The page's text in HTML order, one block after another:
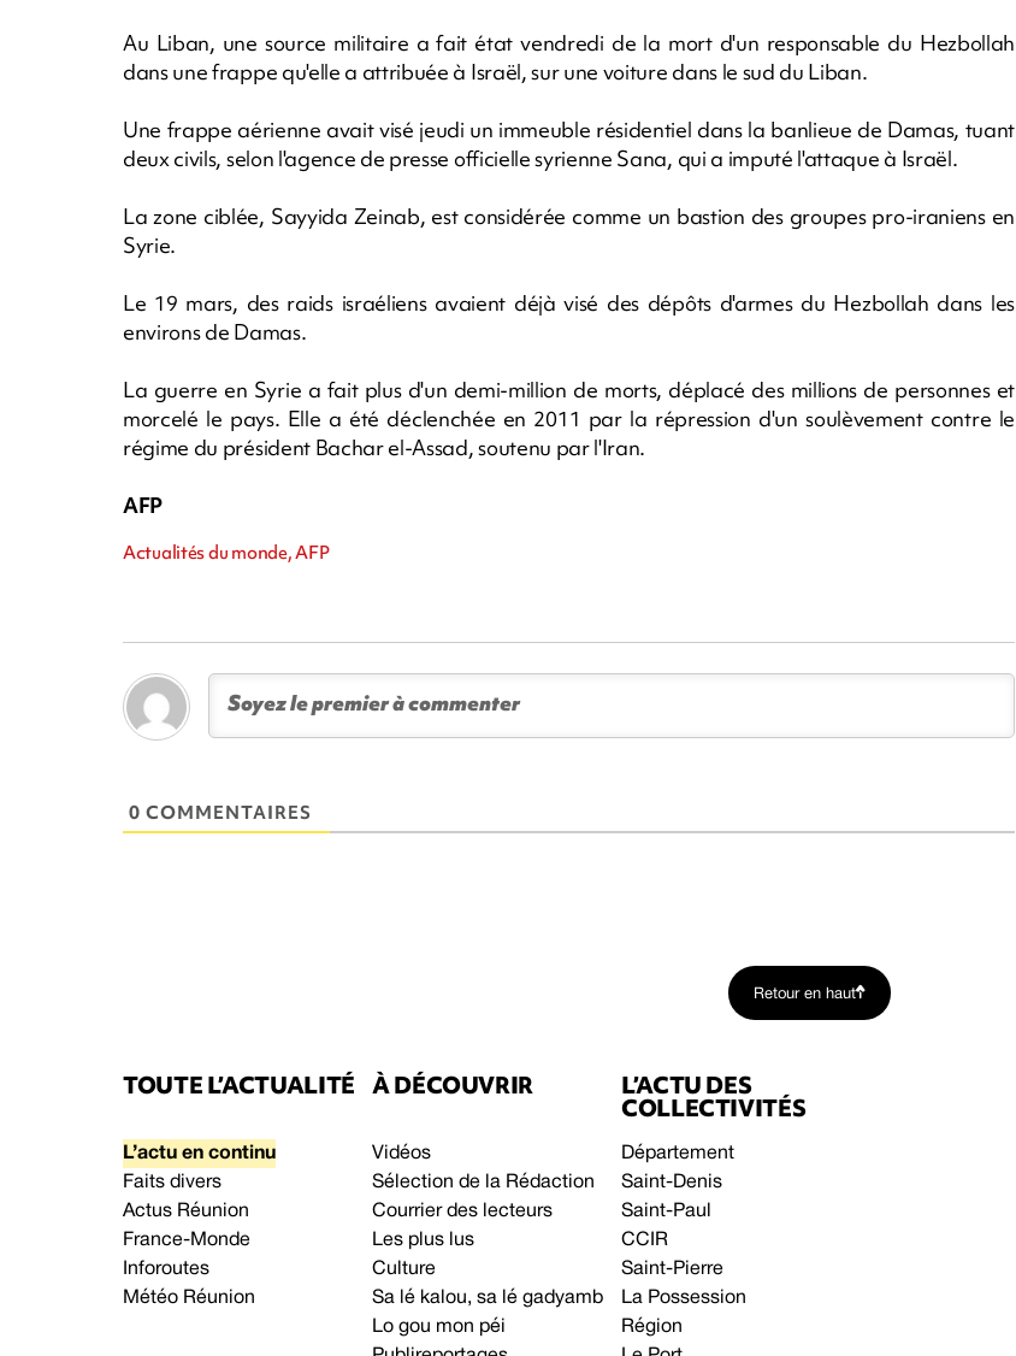
Au Liban, une source militaire a fait état vendredi de la mort d'un responsable du Hezbollah
dans une frappe qu'elle a attribuée à Israël, sur une voiture dans le sud du Liban.
Une frappe aérienne avait visé jeudi un immeuble résidentiel dans la banlieue de Damas, tuant
deux civils, selon l'agence de presse officielle syrienne Sana, qui a imputé l'attaque à Israël.
La zone ciblée, Sayyida Zeinab, est considérée comme un bastion des groupes pro-iraniens en
Syrie.
Le 19 mars, des raids israéliens avaient déjà visé des dépôts d'armes du Hezbollah dans les
environs de Damas.
La guerre en Syrie a fait plus d'un demi-million de morts, déplacé des millions de personnes et
morcelé le pays. Elle a été déclenchée en 2011 par la répression d'un soulèvement contre le
régime du président Bachar el-Assad, soutenu par l'Iran.
AFP
Actualités du monde, AFP
0 COMMENTAIRES
Retour en haut
TOUTE L’ACTUALITÉ
L’actu en continu
Faits divers
Actus Réunion
France-Monde
Inforoutes
Météo Réunion
À DÉCOUVRIR
Vidéos
Sélection de la Rédaction
Courrier des lecteurs
Les plus lus
Culture
Sa lé kalou, sa lé gadyamb
Lo gou mon péi
L’ACTU DES
COLLECTIVITÉS
Département
Saint-Denis
Saint-Paul
CCIR
Saint-Pierre
La Possession
Région